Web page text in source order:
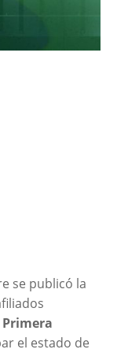
se publicó la
Primera
el estado de